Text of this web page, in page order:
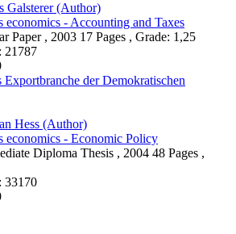
Galsterer (Author)
economics - Accounting and Taxes
Paper , 2003 17 Pages , Grade: 1,25
21787
Exportbranche der Demokratischen
Hess (Author)
economics - Economic Policy
Diploma Thesis , 2004 48 Pages ,
33170